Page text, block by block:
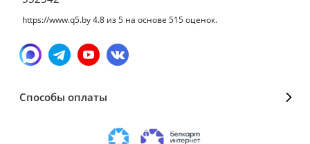
https://www.q5.by4.8 из5 на основе 515оценок.
Способы оплаты